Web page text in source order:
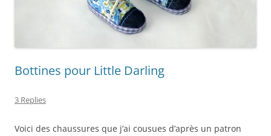
Bottines pour Little Darling
3 Replies
Voici des chaussures que j’ai cousues d’après un patron